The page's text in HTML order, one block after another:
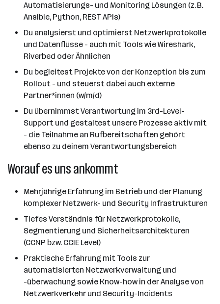
Automatisierungs- und Monitoring Lösungen (z. B.
Ansible, Python, REST APIs)
Du analysierst und optimierst Netzwerkprotokolle
und Datenflüsse - auch mit Tools wie Wireshark,
Riverbed oder Ähnlichen
Du begleitest Projekte von der Konzeption bis zum
Rollout - und steuerst dabei auch externe
Partner*innen (w/m/d)
Du übernimmst Verantwortung im 3rd-Level-
Support und gestaltest unsere Prozesse aktiv mit
- die Teilnahme an Rufbereitschaften gehört
ebenso zu deinem Verantwortungsbereich
Worauf es uns ankommt
Mehrjährige Erfahrung im Betrieb und der Planung
komplexer Netzwerk- und Security Infrastrukturen
Tiefes Verständnis für Netzwerkprotokolle,
Segmentierung und Sicherheitsarchitekturen
(CCNP bzw. CCIE Level)
Praktische Erfahrung mit Tools zur
automatisierten Netzwerkverwaltung und
-überwachung sowie Know-how in der Analyse von
Netzwerkverkehr und Security-Incidents